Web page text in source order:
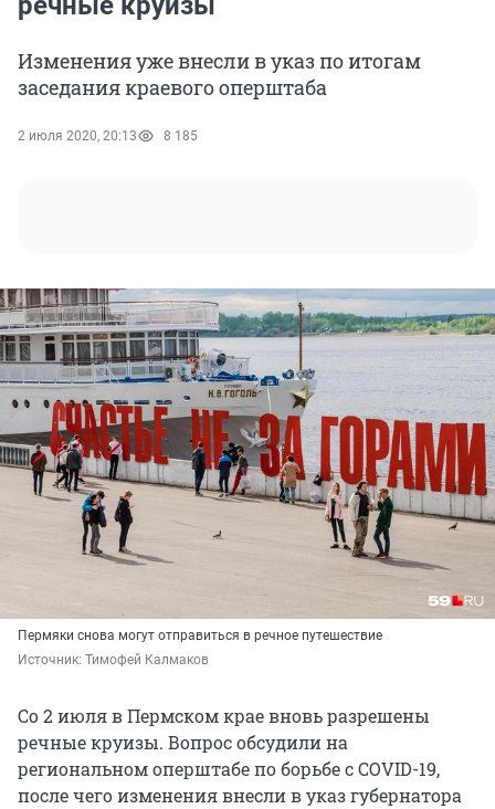
Изменения уже внесли в указ по итогам
заседания краевого оперштаба
2 июля 2020, 20:13 8 185
Пермяки снова могут отправиться в речное путешествие
Источник: Тимофей Калмаков
Со 2 июля в Пермском крае вновь разрешены
речные круизы. Вопрос обсудили на
региональном оперштабе по борьбе с COVID-19,
после чего изменения внесли в указ губернатора